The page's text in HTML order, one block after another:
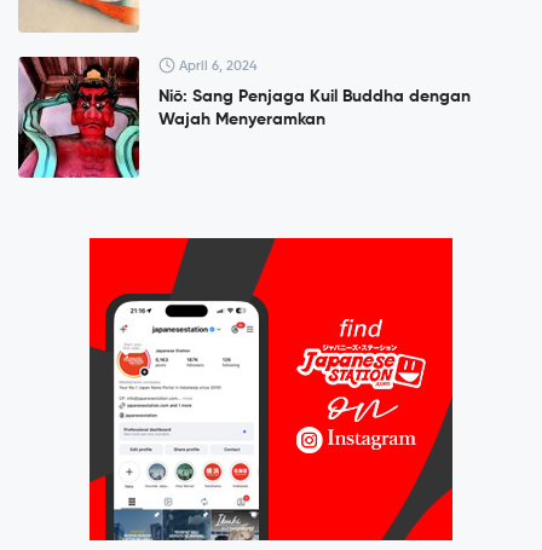
April 6, 2024
Niō: Sang Penjaga Kuil Buddha dengan
Wajah Menyeramkan